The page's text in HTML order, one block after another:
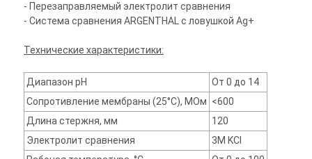
- Перезаправляемый электролит сравнения
- Система сравнения ARGENTHAL с ловушкой Ag+
Технические характеристики:
Диапазон pH
От 0 до 14
Сопротивление мембраны (25°С), МОм <600
Длина стержня, мм
120
Электролит сравнения
3М KCl